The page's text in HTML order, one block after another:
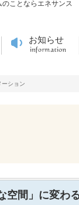
ことならエネサンス
お知らせ
ーション